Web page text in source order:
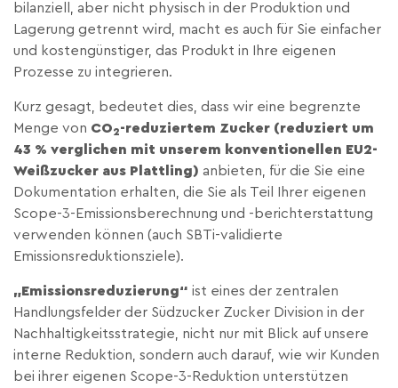
bilanziell, aber nicht physisch in der Produktion und
Lagerung getrennt wird, macht es auch für Sie einfacher
und kostengünstiger, das Produkt in Ihre eigenen
Prozesse zu integrieren.
Kurz gesagt, bedeutet dies, dass wir eine begrenzte
Menge von CO2-reduziertem Zucker (reduziert um
43 % verglichen mit unserem konventionellen EU2-
Weißzucker aus Plattling) anbieten, für die Sie eine
Dokumentation erhalten, die Sie als Teil Ihrer eigenen
Scope-3-Emissionsberechnung und -berichterstattung
verwenden können (auch SBTi-validierte
Emissionsreduktionsziele).
„Emissionsreduzierung“ ist eines der zentralen
Handlungsfelder der Südzucker Zucker Division in der
Nachhaltigkeitsstrategie, nicht nur mit Blick auf unsere
interne Reduktion, sondern auch darauf, wie wir Kunden
bei ihrer eigenen Scope-3-Reduktion unterstützen